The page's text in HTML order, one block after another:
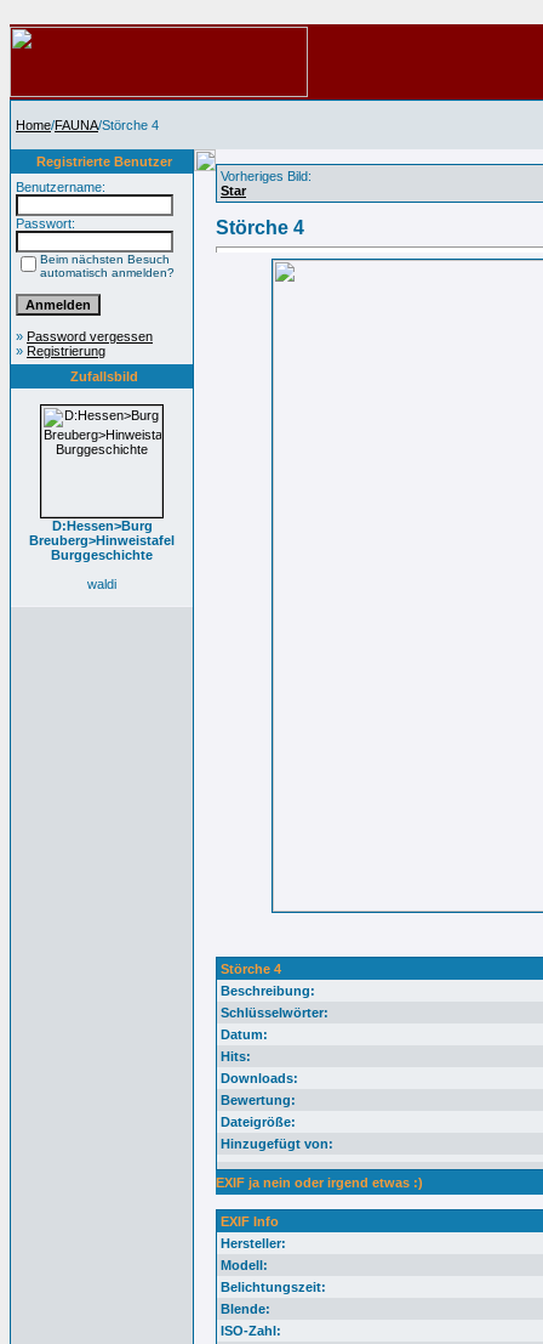
Home/FAUNA/Störche 4
Registrierte Benutzer
Benutzername:
Passwort:
Beim nächsten Besuch
automatisch anmelden?
» Password vergessen
» Registrierung
Zufallsbild
D:Hessen>Burg
Breuberg>Hinweistafel
Burggeschichte
waldi
Vorheriges Bild:
Star
Störche 4
Störche 4
Beschreibung:
Schlüsselwörter:
Datum:
Hits:
Downloads:
Bewertung:
Dateigröße:
Hinzugefügt von:
EXIF ja nein oder irgend etwas :)
EXIF Info
Hersteller:
Modell:
Belichtungszeit:
Blende:
ISO-Zahl: